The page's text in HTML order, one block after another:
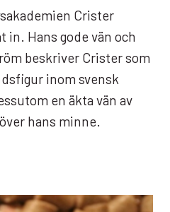
Crister
in. Hans gode vän och
beskriver Crister som
inom svensk
en äkta vän av
hans minne.